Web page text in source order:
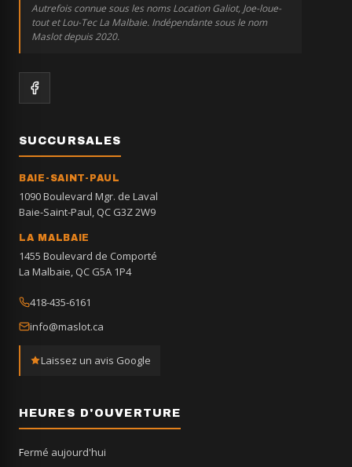
Autrefois connue sous les noms Location Galiot, Joe-loue-
tout et Lou-Tec La Malbaie. Indépendante sous le nom
Maslot depuis 2020.
SUCCURSALES
BAIE-SAINT-PAUL
1090 Boulevard Mgr. de Laval
Baie-Saint-Paul, QC G3Z 2W9
LA MALBAIE
1455 Boulevard de Comporté
La Malbaie, QC G5A 1P4
418-435-6161
info@maslot.ca
Laissez un avis Google
HEURES D'OUVERTURE
Fermé aujourd'hui